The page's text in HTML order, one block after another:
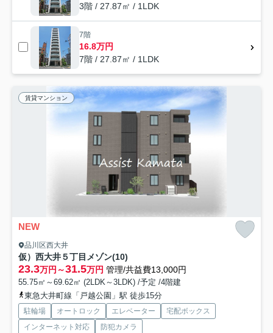
3階 / 27.87㎡ / 1LDK
7階
16.8万円
7階 / 27.87㎡ / 1LDK
賃貸マンション
NEW
品川区西大井
仮）西大井５丁目メゾン(10)
23.3万円～31.5万円 管理/共益費13,000円
55.75㎡～69.62㎡ (2LDK～3LDK) /予定 /4階建
東急大井町線「戸越公園」駅 徒歩15分
駐輪場 オートロック エレベーター
宅配ボックス
インターネット対応
防犯カメラ